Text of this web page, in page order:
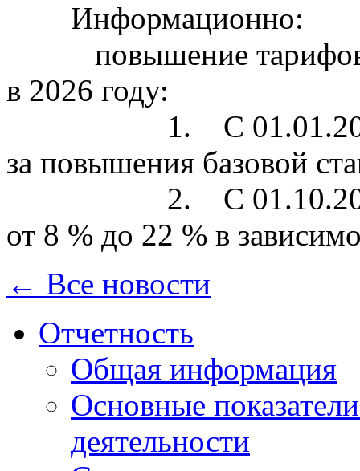
Информационно:
повышение тарифов
в 2026 году:
1. С 01.01.2026:
за повышения базовой
2. С 01.10.2026:
от 8 % до 22 % в
← Все новости
Отчетность
Общая информация
Основные
деятельности